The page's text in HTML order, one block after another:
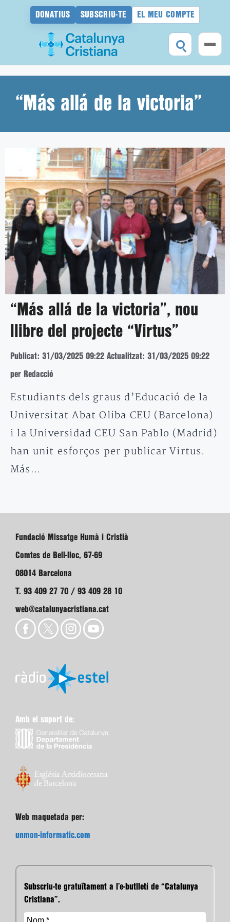
DONATIUS SUBSCRIU-TE EL MEU COMPTE
contingut“Más allá de la victoria”
“Más allá de la victoria”, nou
llibre del projecte “Virtus”
Publicat: 31/03/2025 09:22 Actualitzat: 31/03/2025 09:22
per Redacció
Estudiants dels graus d’Educació de la
Universitat Abat Oliba CEU (Barcelona)
i la Universidad CEU San Pablo (Madrid)
han unit esforços per publicar Virtus.
Más…
Fundació Missatge Humà i Cristià
Comtes de Bell-lloc, 67-69
08014 Barcelona
T. 93 409 27 70 / 93 409 28 10
web@catalunyacristiana.cat
Amb el suport de:
Web maquetada per:
unmon-informatic.com
Subscriu-te gratuïtament a l’e-butlletí de “Catalunya
Cristiana”.